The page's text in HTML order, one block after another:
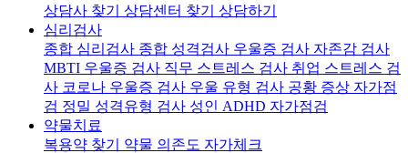
상담사 찾기 상담센터 찾기 상담하기
심리검사
종합 심리검사 종합 성격검사 우울증 검사 자존감 검사
MBTI 우울증 검사 직무 스트레스 검사 취업 스트레스 검
사 코로나 우울증 검사 우울 유형 검사 공황 증상 자가점
검 정밀 성격유형 검사 성인 ADHD 자가점검
약물치료
복용약 찾기 약물 의존도 자가체크